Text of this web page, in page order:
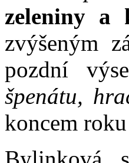
zeleniny a
zvýšeným
pozdní
špenátu,
koncem